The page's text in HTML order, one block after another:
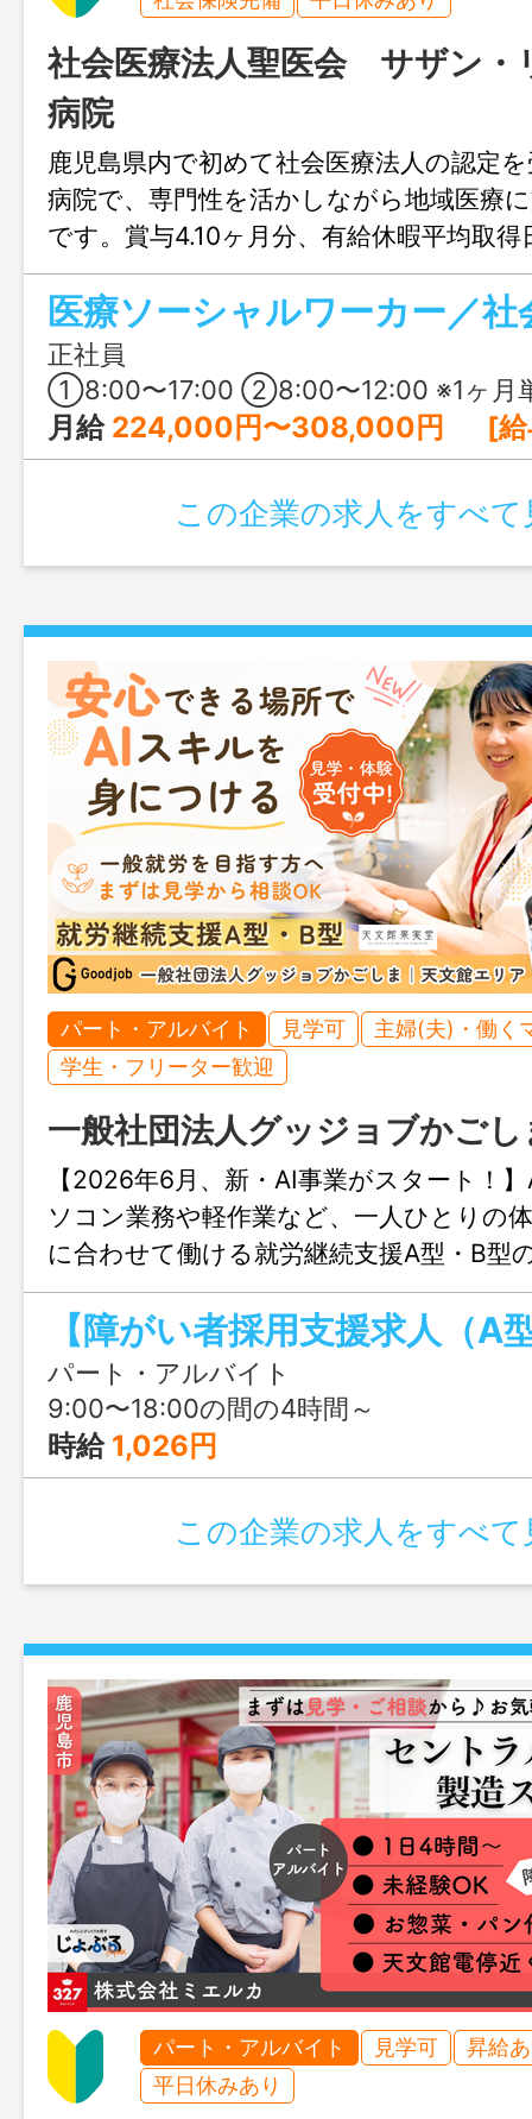
社会医療法人聖医会 サザン・
病院
鹿児島県内で初めて社会医療法人の認定
病院で、専門性を活かしながら地域医療
です。賞与4.10ヶ月分、有給休暇平均取
時間対応の託児所など、仕事と家庭を両
整っています。男性職員の育児休業取得
く安心して働ける職場です。
医療ソーシャルワーカー／社
正社員
①8:00〜17:00 ②8:00〜12:00 ※1ヶ月単位
月給 224,000円〜308,000円 [給与の内訳] 基本給：191,000円〜233,000円 調整手当：17,000円〜59,000円 資格手当：8,000円 ベースアップ手当：8,000円 ※給与は医療・福祉機関に従事した経験を考慮し
この企業の求人をすべて
パート・アルバイト 見学可
主婦(夫)・働く
学生・フリーター歓迎
一般社団法人グッジョブかごし
【2026年6月、新・AI事業がスタート！
ソコン業務や軽作業など、一人ひとりの
に合わせて働ける就労継続支援A型・B型
経験からAIやPCスキルに触れながら成長
力。支援員の手厚いサポートがあり、安
れるあたたかい職場です。
パート・アルバイト
9:00〜18:00の間の4時間～
時給 1,026円
この企業の求人をすべて
パート・アルバイト 見学可
昇給
平日休みあり